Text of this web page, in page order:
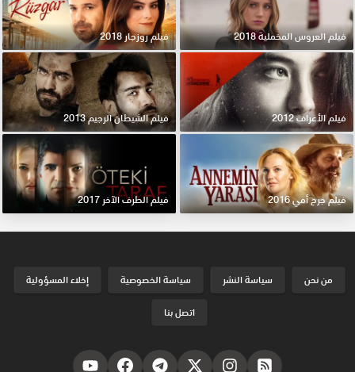
فيلم العروس المخملية 2018 فيلم روزجار 2018
فيلم الأعراف 2012 فيلم الشيطان الرجيم 2013
فيلم جرح أمي 2016 فيلم الطرف الآخر 2017
من نحن سياسة النشر سياسة الخصوصية
إخلاء المسؤولية
اتصل بنا